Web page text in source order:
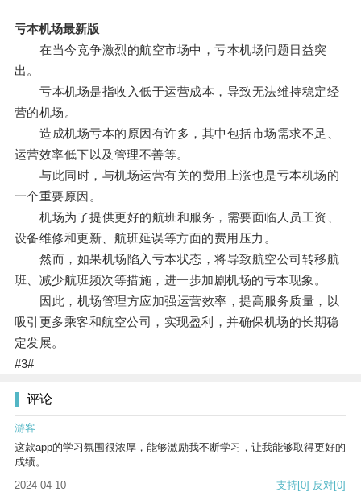
亏本机场最新版
在当今竞争激烈的航空市场中，亏本机场问题日益突
出。
亏本机场是指收入低于运营成本，导致无法维持稳定经
营的机场。
造成机场亏本的原因有许多，其中包括市场需求不足、
运营效率低下以及管理不善等。
与此同时，与机场运营有关的费用上涨也是亏本机场的
一个重要原因。
机场为了提供更好的航班和服务，需要面临人员工资、
设备维修和更新、航班延误等方面的费用压力。
然而，如果机场陷入亏本状态，将导致航空公司转移航
班、减少航班频次等措施，进一步加剧机场的亏本现象。
因此，机场管理方应加强运营效率，提高服务质量，以
吸引更多乘客和航空公司，实现盈利，并确保机场的长期稳
定发展。
#3#
评论
游客
这款app的学习氛围很浓厚，能够激励我不断学习，让我能够取得更好的
成绩。
2024-04-10
支持[0] 反对[0]